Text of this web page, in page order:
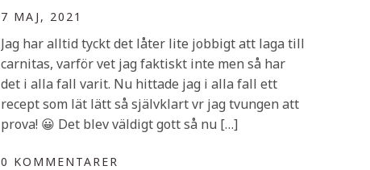
7 MAJ, 2021
Jag har alltid tyckt det låter lite jobbigt att laga till
carnitas, varför vet jag faktiskt inte men så har
det i alla fall varit. Nu hittade jag i alla fall ett
recept som lät lätt så självklart vr jag tvungen att
prova! 😀 Det blev väldigt gott så nu […]
0 KOMMENTARER